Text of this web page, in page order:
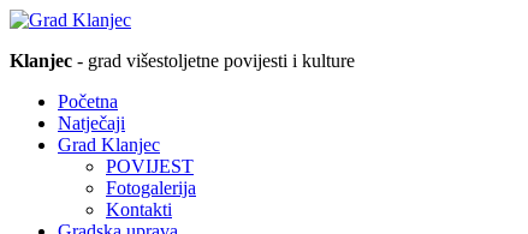
Klanjec - grad višestoljetne povijesti i kulture
Početna
Natječaji
Grad Klanjec
POVIJEST
Fotogalerija
Kontakti